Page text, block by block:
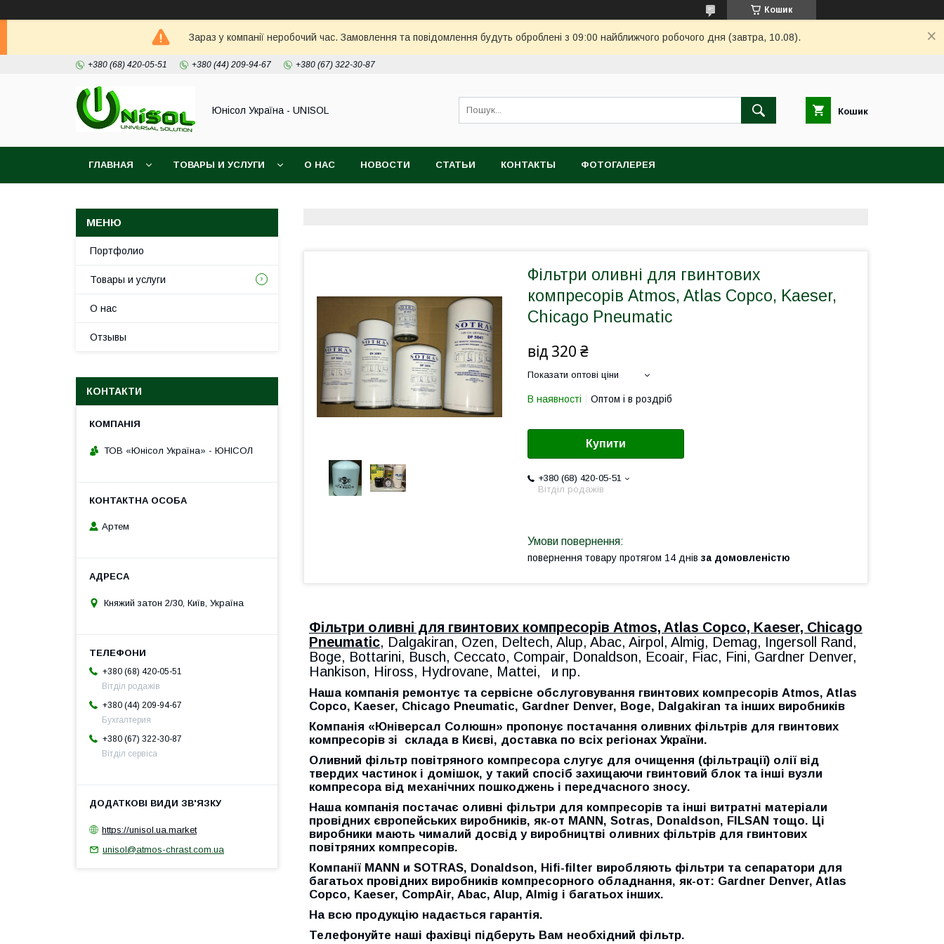
Кошик
Зараз у компанії неробочий час. Замовлення та повідомлення будуть оброблені з 09:00 найближчого робочого дня (завтра, 10.08).
+380 (68) 420-05-51 +380 (44) 209-94-67 +380 (67) 322-30-87
Юнісол Україна - UNISOL Кошик
ГЛАВНАЯ ТОВАРЫ И УСЛУГИ О НАС НОВОСТИ СТАТЬИ КОНТАКТЫ ФОТОГАЛЕРЕЯ
Фільтри оливні для гвинтових
компресорів Atmos, Atlas Copco, Kaeser,
Chicago Pneumatic
від 320 ₴
Показати оптові ціни
В наявності Оптом і в роздріб
Купити
+380 (68) 420-05-51
Вітділ родажів
повернення товару протягом 14 днів за домовленістю
Фільтри оливні для гвинтових компресорів Atmos, Atlas Copco, Kaeser, Chicago
Pneumatic, Dalgakiran, Ozen, Deltech, Alup, Abac, Airpol, Almig, Demag, Ingersoll Rand,
Boge, Bottarini, Busch, Ceccato, Compair, Donaldson, Ecoair, Fiac, Fini, Gardner Denver,
Hankison, Hiross, Hydrovane, Mattei, и пр.
Наша компанія ремонтує та сервісне обслуговування гвинтових компресорів Atmos, Atlas
Copco, Kaeser, Chicago Pneumatic, Gardner Denver, Boge, Dalgakiran та інших виробників
Компанія «Юніверсал Солюшн» пропонує постачання оливних фільтрів для гвинтових
компресорів зі склада в Києві, доставка по всіх регіонах України.
Оливний фільтр повітряного компресора слугує для очищення (фільтрації) олії від
твердих частинок і домішок, у такий спосіб захищаючи гвинтовий блок та інші вузли
компресора від механічних пошкоджень і передчасного зносу.
Наша компанія постачає оливні фільтри для компресорів та інші витратні матеріали
провідних європейських виробників, як-от MANN, Sotras, Donaldson, FILSAN тощо. Ці
виробники мають чималий досвід у виробництві оливних фільтрів для гвинтових
повітряних компресорів.
Компанії MANN и SOTRAS, Donaldson, Hifi-filter виробляють фільтри та сепаратори для
багатьох провідних виробників компресорного обладнання, як-от: Gardner Denver, Atlas
Copco, Kaeser, CompAir, Abac, Alup, Almig і багатьох інших.
На всю продукцію надається гарантія.
Телефонуйте наші фахівці підберуть Вам необхідний фільтр.
Портфолио
Товары и услуги
О нас
Отзывы
КОНТАКТИ
ТОВ «Юнісол Україна» - ЮНІСОЛ
Артем
Княжий затон 2/30, Київ, Україна
+380 (68) 420-05-51
Вітділ родажів
+380 (44) 209-94-67
Бухгалтерия
+380 (67) 322-30-87
Вітділ сервіса
https://unisol.ua.market
unisol@atmos-chrast.com.ua